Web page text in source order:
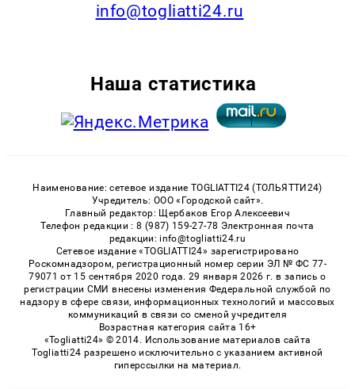
info@togliatti24.ru
Наша статистика
Наименование: сетевое издание TOGLIATTI24 (ТОЛЬЯТТИ24)
Учредитель: ООО «Городской сайт».
Главный редактор: Щербаков Егор Алексеевич
Телефон редакции : 8 (987) 159-27-78 Электронная почта
редакции: info@togliatti24.ru
Сетевое издание «TOGLIATTI24» зарегистрировано
Роскомнадзором, регистрационный номер серии ЭЛ № ФС 77-
79071 от 15 сентября 2020 года. 29 января 2026 г. в запись о
регистрации СМИ внесены изменения Федеральной службой по
надзору в сфере связи, информационных технологий и массовых
коммуникаций в связи со сменой учредителя
Возрастная категория сайта 16+
«Togliatti24» © 2014. Использование материалов сайта
Togliatti24 разрешено исключительно с указанием активной
гиперссылки на материал.